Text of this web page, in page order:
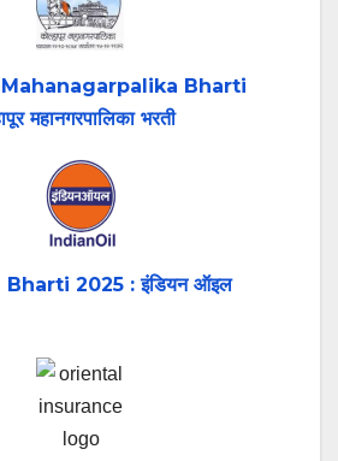
Bharti
महानगरपालिका भरती
2025 : इंडियन ऑइल